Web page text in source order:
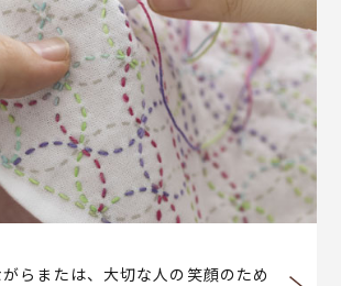
らまたは、大切な人の笑顔のため